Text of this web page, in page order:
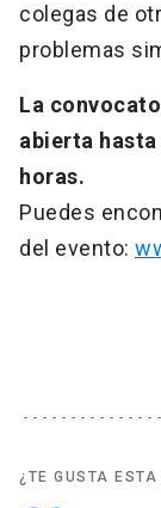
colegas de
problemas
La
abierta hasta
horas.
Puedes
del evento:
¿TE GUSTA